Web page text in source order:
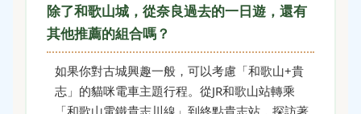
除了和歌山城，從奈良過去的一日遊，還有
其他推薦的組合嗎？
如果你對古城興趣一般，可以考慮「和歌山+貴
志」的貓咪電車主題行程。從JR和歌山站轉乘
「和歌山電鐵貴志川線」到終點貴志站，探訪著